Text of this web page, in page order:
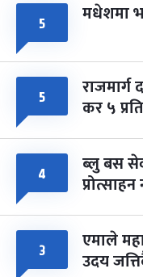
५ मधेशमा
५ राजमार्ग
कर ५
४ ब्लु बस
३ एमाले
उदय